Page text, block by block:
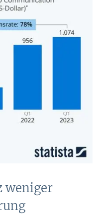
weniger